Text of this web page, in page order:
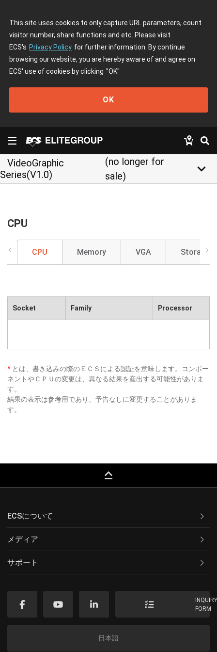
This site uses cookies to only capture URL parameters, count
visitor number, share functions and etc. Please visit
ECS's Privacy Policy for further information. By continue
browsing our website, you are hereby aware of and agree on
ECS' use of cookies by clicking "OK"
OK
VideoGraphic
Series(V1.0)
(no longer for
sale)
keyboard_arrow_down
CPU
CPU Memory VGA Storage
Socket Family Processor
* とは、書き込みの際のＥＣＳによる認証を意味します。コンポー
ネントやＣＰＵの変更は、異なる結果を産出する可能性がありま
す。
結果の表示は参考用であり、予告なしに変更することがありま
す。
keyboard_capslock
ECSについて
メディア
サポート
FORM
日本語